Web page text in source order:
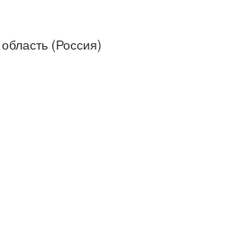
(Россия)